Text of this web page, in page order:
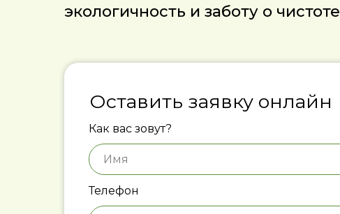
Как вас зовут?
Телефон
экологичность и заботу о чистоте
Оставить заявку онлайн